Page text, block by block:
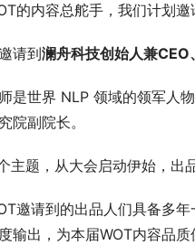
的内容总舵手，我们计划
请到澜舟科技创始人兼
是世界 NLP 领域的领军人
院副院长。
主题，从大会启动伊始，出
邀请到的出品人们具备多
输出，为本届WOT内容品质